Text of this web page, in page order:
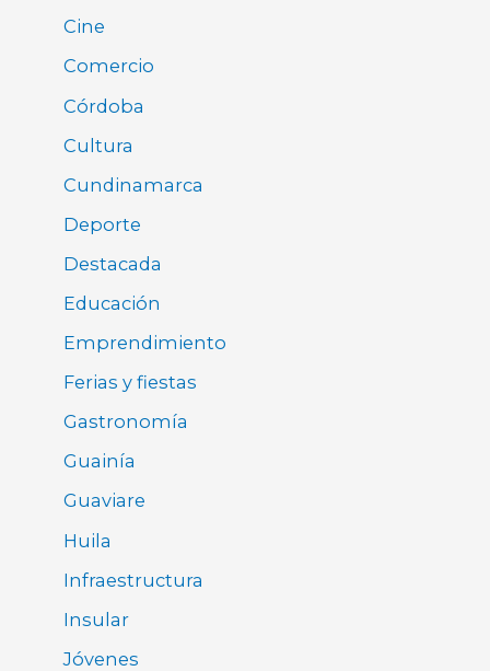
Cine
Comercio
Córdoba
Cultura
Cundinamarca
Deporte
Destacada
Educación
Emprendimiento
Ferias y fiestas
Gastronomía
Guainía
Guaviare
Huila
Infraestructura
Insular
Jóvenes